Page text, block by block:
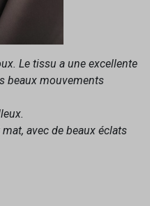
Le tissu a une excellente
beaux mouvements
avec de beaux éclats